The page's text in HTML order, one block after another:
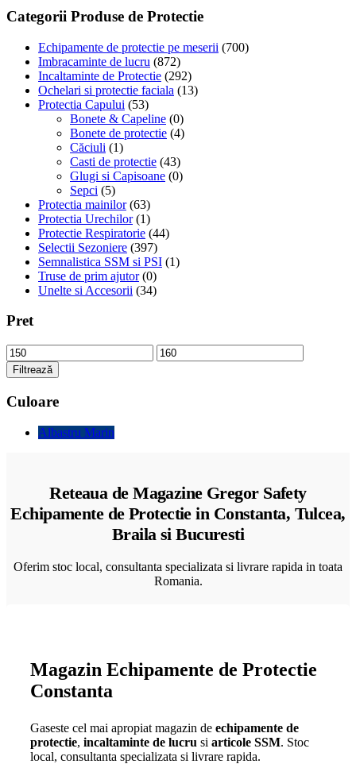
mai
multe
Opțiunile
pot
alese
produsului.
Categorii Produse de Protectie
Echipamente de protectie pe meserii (700)
Imbracaminte de lucru (872)
Incaltaminte de Protectie (292)
Ochelari si protectie faciala (13)
Protectia Capului (53)
Bonete & Capeline (0)
Bonete de protectie (4)
Căciuli (1)
Casti de protectie (43)
Glugi si Capisoane (0)
Sepci (5)
Protectia mainilor (63)
Protectia Urechilor (1)
Protectie Respiratorie (44)
Selectii Sezoniere (397)
Semnalistica SSM si PSI (1)
Truse de prim ajutor (0)
Unelte si Accesorii (34)
Pret
Preț
minim
Preț
maxim
Filtrează
Culoare
Albastru Marin
Reteaua de Magazine Gregor Safety
Echipamente de Protectie in Constanta, Tulcea,
Braila si Bucuresti
Oferim stoc local, consultanta specializata si livrare rapida in toata
Romania.
Magazin Echipamente de Protectie
Constanta
Gaseste cel mai apropiat magazin deechipamente de
protectie,incaltaminte de lucru siarticole SSM. Stoc
local, consultanta specializata si livrare rapida.